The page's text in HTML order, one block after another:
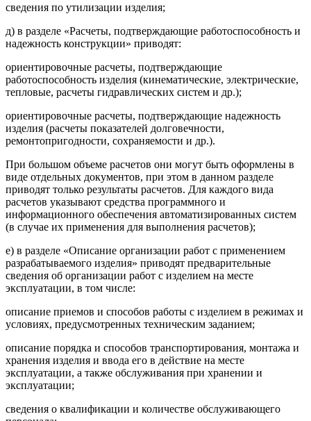
сведения по утилизации изделия;
д) в разделе «Расчеты, подтверждающие работоспособность и
надежность конструкции» приводят:
ориентировочные расчеты, подтверждающие
работоспособность изделия (кинематические, электрические,
тепловые, расчеты гидравлических систем и др.);
ориентировочные расчеты, подтверждающие надежность
изделия (расчеты показателей долговечности,
ремонтопригодности, сохраняемости и др.).
При большом объеме расчетов они могут быть оформлены в
виде отдельных документов, при этом в данном разделе
приводят только результаты расчетов. Для каждого вида
расчетов указывают средства программного и
информационного обеспечения автоматизированных систем
(в случае их применения для выполнения расчетов);
е) в разделе «Описание организации работ с применением
разрабатываемого изделия» приводят предварительные
сведения об организации работ с изделием на месте
эксплуатации, в том числе:
описание приемов и способов работы с изделием в режимах и
условиях, предусмотренных техническим заданием;
описание порядка и способов транспортирования, монтажа и
хранения изделия и ввода его в действие на месте
эксплуатации, а также обслуживания при хранении и
эксплуатации;
сведения о квалификации и количестве обслуживающего